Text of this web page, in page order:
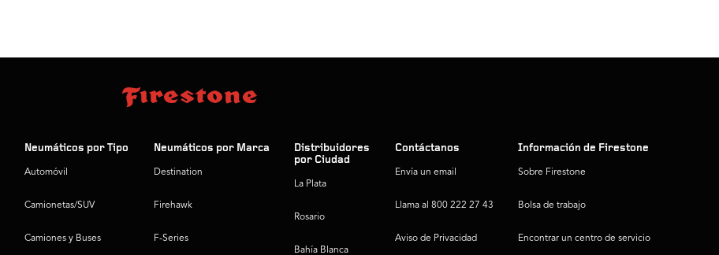
Neumáticos por Tipo
Automóvil
Camionetas/SUV
Camiones y Buses
Neumáticos por Marca
Destination
Firehawk
F-Series
Distribuidores
por Ciudad
La Plata
Rosario
Bahía Blanca
Contáctanos
Envía un email
Llama al 800 222 27 43
Aviso de Privacidad
Información de Firestone
Sobre Firestone
Bolsa de trabajo
Encontrar un centro de servicio